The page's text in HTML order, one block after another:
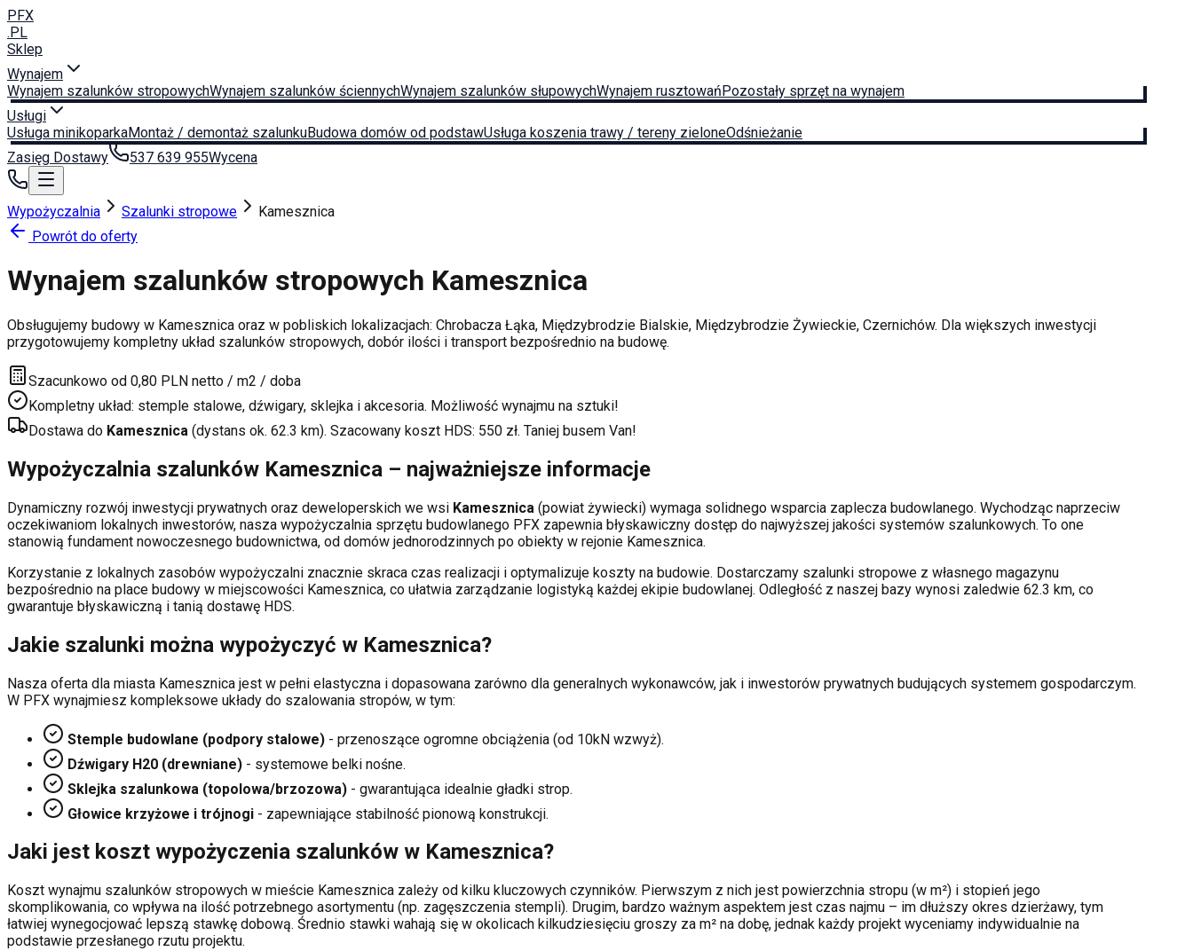
PFX
.PL
Sklep
Wynajem
Wynajem szalunków stropowychWynajem szalunków ściennychWynajem szalunków słupowychWynajem rusztowańPozostały sprzęt na wynajem
Usługi
Usługa minikoparkaMontaż / demontaż szalunkuBudowa domów od podstawUsługa koszenia trawy / tereny zieloneOdśnieżanie
Zasięg Dostawy
537 639 955Wycena
Wypożyczalnia Szalunki stropowe
Kamesznica
Powrót do oferty
Wynajem szalunków stropowych Kamesznica
Obsługujemy budowy w Kamesznica oraz w pobliskich lokalizacjach: Chrobacza Łąka, Międzybrodzie Bialskie, Międzybrodzie Żywieckie, Czernichów. Dla większych inwestycji
przygotowujemy kompletny układ szalunków stropowych, dobór ilości i transport bezpośrednio na budowę.
Szacunkowo od 0,80 PLN netto / m2 / doba
Kompletny układ: stemple stalowe, dźwigary, sklejka i akcesoria. Możliwość wynajmu na sztuki!
Dostawa do Kamesznica (dystans ok. 62.3 km). Szacowany koszt HDS: 550 zł. Taniej busem Van!
Wypożyczalnia szalunków Kamesznica – najważniejsze informacje
Dynamiczny rozwój inwestycji prywatnych oraz deweloperskich we wsi Kamesznica (powiat żywiecki) wymaga solidnego wsparcia zaplecza budowlanego. Wychodząc naprzeciw
oczekiwaniom lokalnych inwestorów, nasza wypożyczalnia sprzętu budowlanego PFX zapewnia błyskawiczny dostęp do najwyższej jakości systemów szalunkowych. To one
stanowią fundament nowoczesnego budownictwa, od domów jednorodzinnych po obiekty w rejonie Kamesznica.
Korzystanie z lokalnych zasobów wypożyczalni znacznie skraca czas realizacji i optymalizuje koszty na budowie. Dostarczamy szalunki stropowe z własnego magazynu
bezpośrednio na place budowy w miejscowości Kamesznica, co ułatwia zarządzanie logistyką każdej ekipie budowlanej. Odległość z naszej bazy wynosi zaledwie 62.3 km, co
gwarantuje błyskawiczną i tanią dostawę HDS.
Jakie szalunki można wypożyczyć w Kamesznica?
Nasza oferta dla miasta Kamesznica jest w pełni elastyczna i dopasowana zarówno dla generalnych wykonawców, jak i inwestorów prywatnych budujących systemem gospodarczym.
W PFX wynajmiesz kompleksowe układy do szalowania stropów, w tym:
Stemple budowlane (podpory stalowe) - przenoszące ogromne obciążenia (od 10kN wzwyż).
Dźwigary H20 (drewniane) - systemowe belki nośne.
Sklejka szalunkowa (topolowa/brzozowa) - gwarantująca idealnie gładki strop.
Głowice krzyżowe i trójnogi - zapewniające stabilność pionową konstrukcji.
Jaki jest koszt wypożyczenia szalunków w Kamesznica?
Koszt wynajmu szalunków stropowych w mieście Kamesznica zależy od kilku kluczowych czynników. Pierwszym z nich jest powierzchnia stropu (w m²) i stopień jego
skomplikowania, co wpływa na ilość potrzebnego asortymentu (np. zagęszczenia stempli). Drugim, bardzo ważnym aspektem jest czas najmu – im dłuższy okres dzierżawy, tym
łatwiej wynegocjować lepszą stawkę dobową. Średnio stawki wahają się w okolicach kilkudziesięciu groszy za m² na dobę, jednak każdy projekt wyceniamy indywidualnie na
podstawie przesłanego rzutu projektu.